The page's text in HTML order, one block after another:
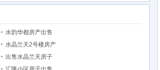
水韵华都房产出售
水晶兰天2号楼房产
出售水晶兰天房子